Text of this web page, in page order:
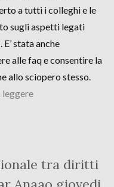
a tutti i colleghi e le
sugli aspetti legati
stata anche
alle faq e consentire la
allo sciopero stesso.
leggere
tra diritti